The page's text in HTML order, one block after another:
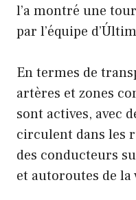
l’a montré une
par l’équipe
En termes de
artères et zones
sont actives, avec
circulent dans les
des conducteurs
et autoroutes de la